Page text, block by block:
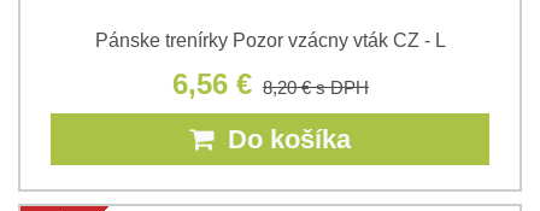
Pánske trenírky Pozor vzácny vták CZ - L
6,56 € 8,20 €s DPH
Do košíka